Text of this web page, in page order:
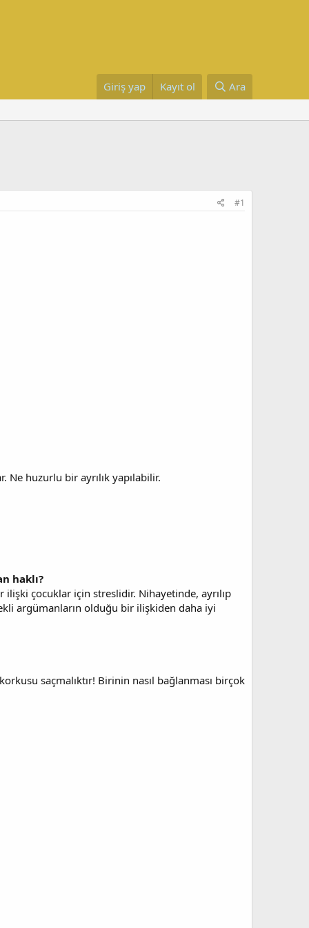
Giriş yap Kayıt ol Ara
#1
huzurlu bir ayrılık yapılabilir.
haklı?
ilişki çocuklar için streslidir. Nihayetinde, ayrılıp
argümanların olduğu bir ilişkiden daha iyi
saçmalıktır! Birinin nasıl bağlanması birçok